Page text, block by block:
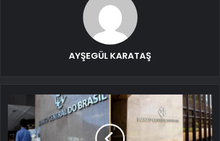
AYŞEGÜL KARATAŞ